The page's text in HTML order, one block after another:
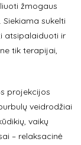
žmogaus
Siekiama sukelti
atsipalaiduoti ir
tik terapijai,
projekcijos
veidrodžiai
vaikų
– relaksacinė